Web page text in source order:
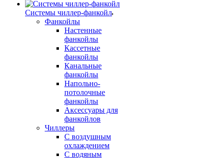
Системы чиллер-фанкойл
Фанкойлы
Настенные
фанкойлы
Кассетные
фанкойлы
Канальные
фанкойлы
Напольно-
потолочные
фанкойлы
Аксессуары для
фанкойлов
Чиллеры
С воздушным
охлаждением
С водяным